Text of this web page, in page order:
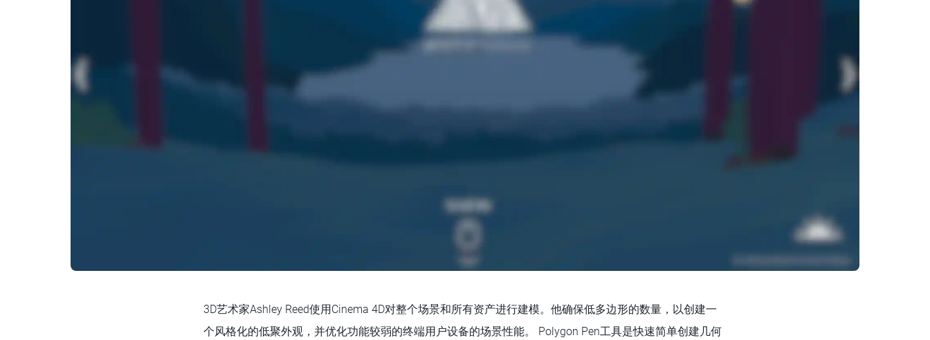
3D艺术家Ashley Reed使用Cinema 4D对整个场景和所有资产进行建模。他确保低多边形的数量，以创建一
个风格化的低聚外观，并优化功能较弱的终端用户设备的场景性能。 Polygon Pen工具是快速简单创建几何